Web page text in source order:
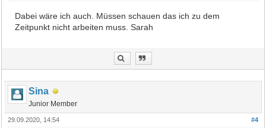
Dabei wäre ich auch. Müssen schauen das ich zu dem
Zeitpunkt nicht arbeiten muss. Sarah
Sina
Junior Member
#4
29.09.2020, 14:54